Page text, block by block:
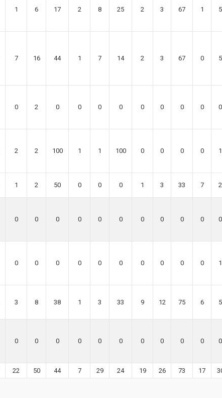
1 6 17 2 8 25 2 3 67 1 5
7 16 44 1 7 14 2 3 67 0 5
0 2 0 0 0 0 0 0 0 0 0
2 2 100 1 1 100 0 0 0 0 1
1 2 50 0 0 0 1 3 33 7 2
0 0 0 0 0 0 0 0 0 0 0
0 0 0 0 0 0 0 0 0 0 1
3 8 38 1 3 33 9 12 75 6 5
0 0 0 0 0 0 0 0 0 0 0
22 50 44 7 29 24 19 26 73 17